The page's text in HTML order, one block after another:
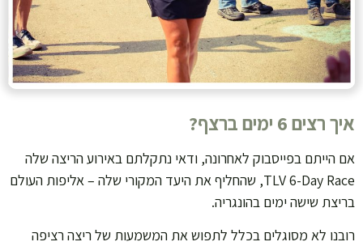
איך רצים 6 ימים ברצף?
אם הייתם בפייסבוק לאחרונה, ודאי נתקלתם באירוע הריצה שלה
TLV 6-Day Race, שהחליף את היעד המקורי שלה – אליפות העולם
בריצת שישה ימים בהונגריה.
רובנו לא מסוגלים בכלל לתפוש את המשמעות של ריצה רציפה